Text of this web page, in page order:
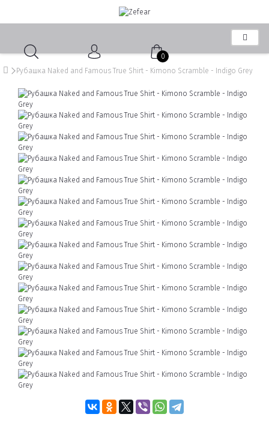
0
Рубашка Naked and Famous True Shirt - Kimono Scramble - Indigo Grey